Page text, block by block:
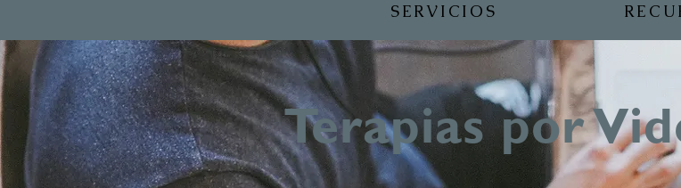
SERVICIOS
Terapias por